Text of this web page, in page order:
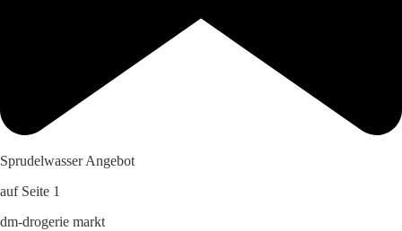
Sprudelwasser Angebot
auf Seite 1
dm-drogerie markt